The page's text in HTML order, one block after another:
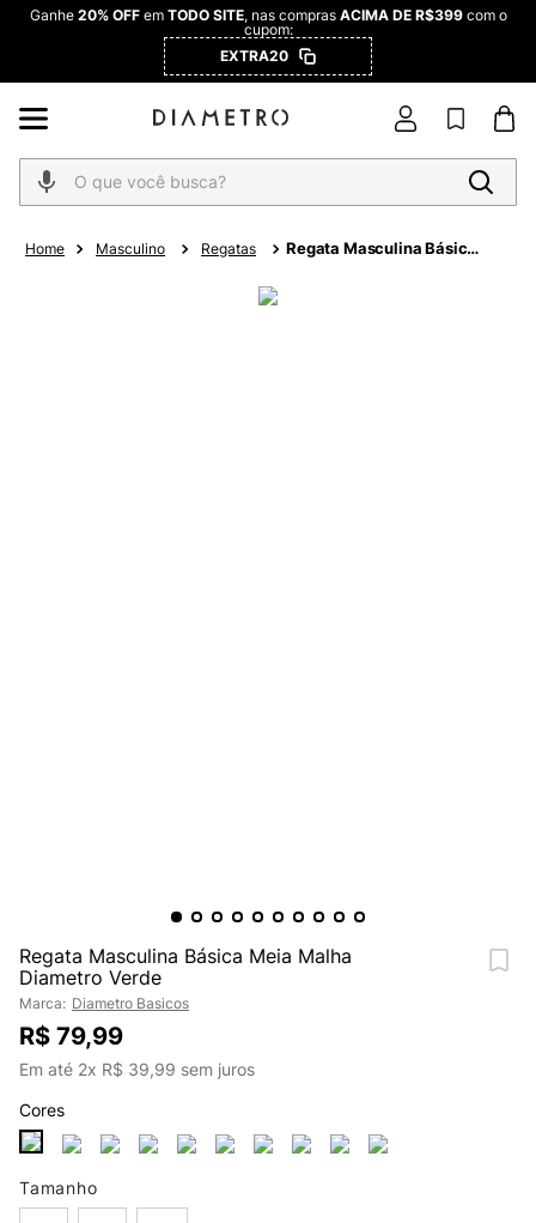
Ganhe 20% OFFem TODO SITE, nas compras ACIMA DE R$399com o
cupom:
EXTRA20
O que você busca?
Masculino Regatas
Regata Masculina Básica
Regata Masculina Básica Meia Malha
Diametro Verde
Marca: Diametro Basicos
R$ 79,99
Em até 2x R$ 39,99 sem juros
Cores
Tamanho